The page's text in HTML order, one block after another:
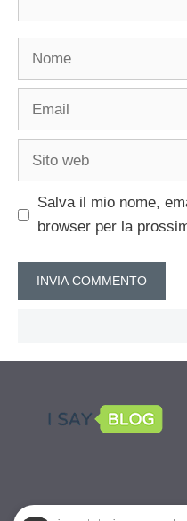
Nome
Email
Sito
Salva il mio nome,
browser per la